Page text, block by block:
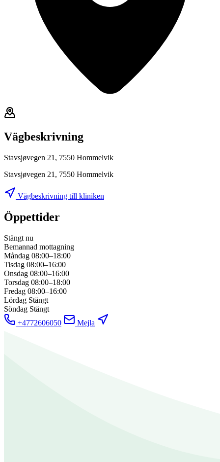
Vägbeskrivning
Stavsjøvegen 21, 7550 Hommelvik
Stavsjøvegen 21, 7550 Hommelvik
Vägbeskrivning till kliniken
Öppettider
Stängt nu
Bemannad mottagning
Måndag 08:00–18:00
Tisdag 08:00–16:00
Onsdag 08:00–16:00
Torsdag 08:00–18:00
Fredag 08:00–16:00
Lördag Stängt
Söndag Stängt
+4772606050
Mejla